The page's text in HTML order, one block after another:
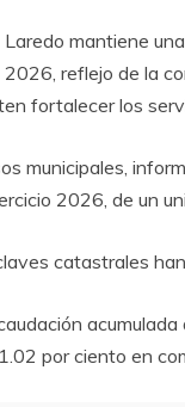
mantiene
reflejo de la
fortalecer los
municipales,
2026, de un
catastrales
por ciento en